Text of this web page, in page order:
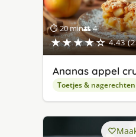
⏱ 20 min👥 4
★★★★☆ 4.43
Ananas appel
Toetjes & nagerechten